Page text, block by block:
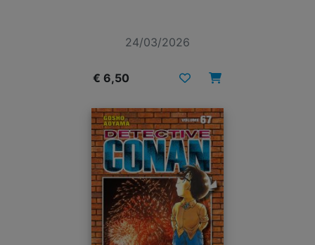
24/03/2026
€ 6,50